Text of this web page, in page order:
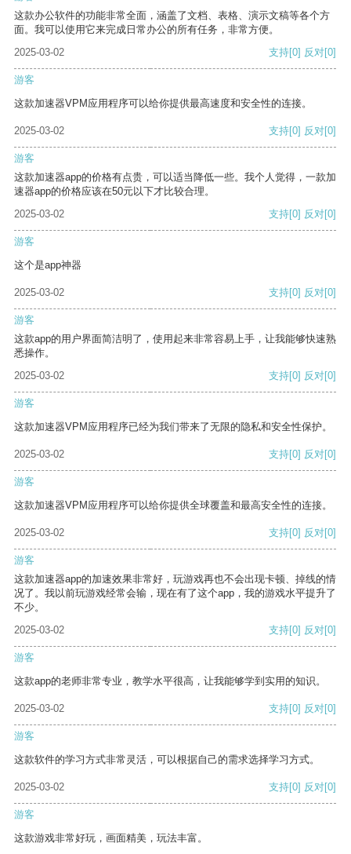
这款办公软件的功能非常全面，涵盖了文档、表格、演示文稿等各个方
面。我可以使用它来完成日常办公的所有任务，非常方便。
2025-03-02
支持[0] 反对[0]
游客
这款加速器VPM应用程序可以给你提供最高速度和安全性的连接。
2025-03-02 支持[0] 反对[0]
游客
这款加速器app的价格有点贵，可以适当降低一些。我个人觉得，一款加
速器app的价格应该在50元以下才比较合理。
2025-03-02
支持[0] 反对[0]
游客
这个是app神器
2025-03-02 支持[0] 反对[0]
游客
这款app的用户界面简洁明了，使用起来非常容易上手，让我能够快速熟
悉操作。
2025-03-02
支持[0] 反对[0]
游客
这款加速器VPM应用程序已经为我们带来了无限的隐私和安全性保护。
2025-03-02 支持[0] 反对[0]
游客
这款加速器VPM应用程序可以给你提供全球覆盖和最高安全性的连接。
2025-03-02 支持[0] 反对[0]
游客
这款加速器app的加速效果非常好，玩游戏再也不会出现卡顿、掉线的情
况了。我以前玩游戏经常会输，现在有了这个app，我的游戏水平提升了
不少。
2025-03-02
支持[0] 反对[0]
游客
这款app的老师非常专业，教学水平很高，让我能够学到实用的知识。
2025-03-02 支持[0] 反对[0]
游客
这款软件的学习方式非常灵活，可以根据自己的需求选择学习方式。
2025-03-02 支持[0] 反对[0]
游客
这款游戏非常好玩，画面精美，玩法丰富。